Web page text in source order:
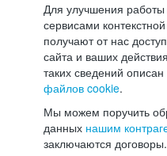
Для улучшения
сервисами
получают от нас
сайта и ваших
таких сведений описан
файлов cookie.
Мы можем поручить
данных нашим
заключаются